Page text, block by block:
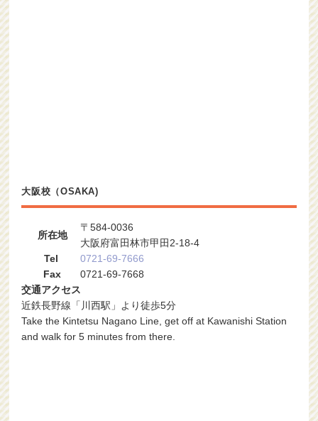
大阪校（OSAKA)
所在地
〒584-0036
大阪府富田林市甲田2-18-4
Tel
0721-69-7666
Fax
0721-69-7668
交通アクセス
近鉄長野線「川西駅」より徒歩5分
Take the Kintetsu Nagano Line, get off at Kawanishi Station
and walk for 5 minutes from there.